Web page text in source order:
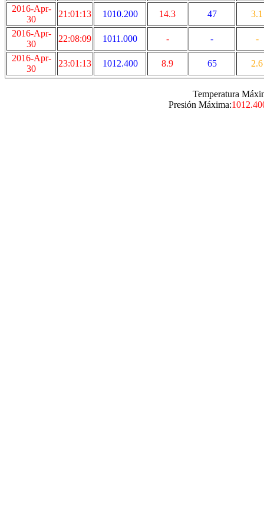
2016-Apr-
30
21:01:13 1010.200 14.3 47
3.1
2016-Apr-
30
22:08:09 1011.000 - -
-
2016-Apr-
30
23:01:13 1012.400 8.9 65 2.6
Temperatura
Presión Máxima: